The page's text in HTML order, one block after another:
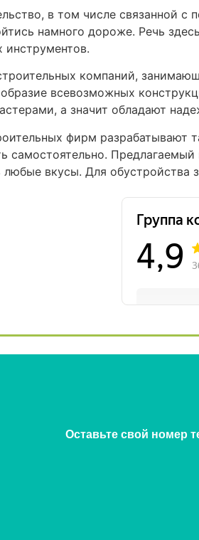
в том числе связанной с
намного дороже. Речь
инструментов.
компаний,
всевозможных
а значит обладают
фирм разрабатывают
самостоятельно.
любые вкусы. Для обустройства
Оставьте свой номер